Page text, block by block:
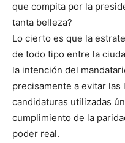
que compita por la
tanta belleza?
Lo cierto es que la
de todo tipo entre la
la intención del
precisamente a evitar las
candidaturas utilizadas
cumplimiento de la
poder real.